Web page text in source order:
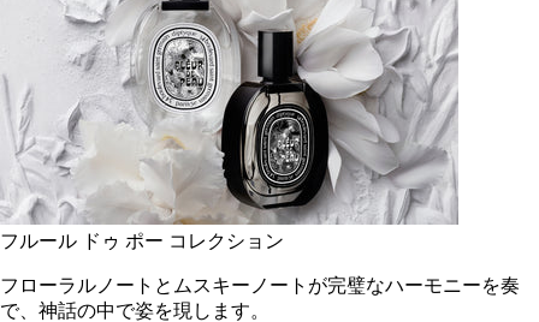
フルール ドゥ ポー コレクション
フローラルノートとムスキーノートが完璧なハーモニーを奏
で、神話の中で姿を現します。